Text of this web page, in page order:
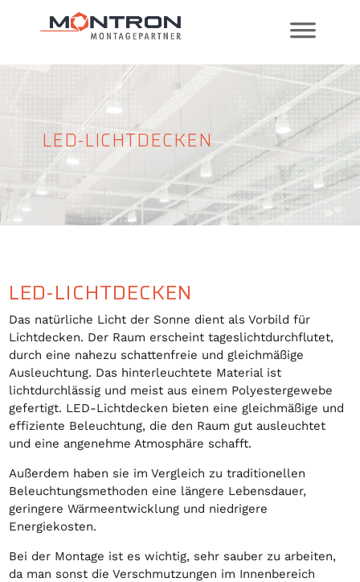
LED-LICHTDECKEN
LED-LICHTDECKEN
Das natürliche Licht der Sonne dient als Vorbild für
Lichtdecken. Der Raum erscheint tageslichtdurchflutet,
durch eine nahezu schattenfreie und gleichmäßige
Ausleuchtung. Das hinterleuchtete Material ist
lichtdurchlässig und meist aus einem Polyestergewebe
gefertigt. LED-Lichtdecken bieten eine gleichmäßige und
effiziente Beleuchtung, die den Raum gut ausleuchtet
und eine angenehme Atmosphäre schafft.
Außerdem haben sie im Vergleich zu traditionellen
Beleuchtungsmethoden eine längere Lebensdauer,
geringere Wärmeentwicklung und niedrigere
Energiekosten.
Bei der Montage ist es wichtig, sehr sauber zu arbeiten,
da man sonst die Verschmutzungen im Innenbereich